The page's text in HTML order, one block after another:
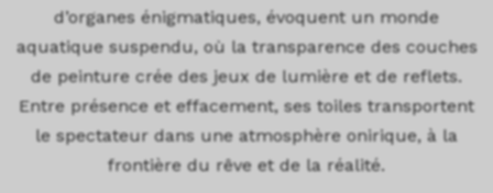
d’organes énigmatiques, évoquent un monde
aquatique suspendu, où la transparence des couches
de peinture crée des jeux de lumière et de reflets.
Entre présence et effacement, ses toiles transportent
le spectateur dans une atmosphère onirique, à la
frontière du rêve et de la réalité.